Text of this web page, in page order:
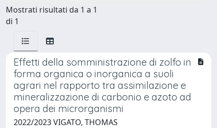
Mostrati risultati da 1 a 1
di 1
Effetti della somministrazione di zolfo in
forma organica o inorganica a suoli
agrari nel rapporto tra assimilazione e
mineralizzazione di carbonio e azoto ad
opera dei microrganismi
2022/2023 VIGATO, THOMAS